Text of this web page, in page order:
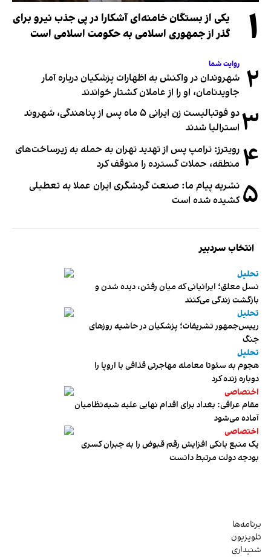
۱
یکی از بستگان خامنه‌ای آشکارا در پی جذب نیرو برای
گذر از جمهوری اسلامی به حکومت اسلامی است
۲ روایت شما
شهروندان در واکنش به اظهارات پزشکیان درباره آمار
جاویدنامان، او را از عاملان کشتار خواندند
۳
دو فوتبالیست زن ایرانی ۵ ماه پس از پناهندگی، شهروند
استرالیا شدند
۴ رویترز: ترامپ پس از تهدید تهران به حمله به زیرساخت‌های
منطقه، حملات گسترده را متوقف کرد
۵ نشریه پیام ما: صنعت گردشگری ایران عملا به تعطیلی
کشیده شده است
انتخاب سردبیر
تحلیل
نسل معلق؛ ایرانیانی که میان رفتن، دیده شدن و
بازگشت زندگی می‌کنند
تحلیل
رییس‌جمهور تشریفات؛ پزشکیان در حاشیه روزهای
جنگ
تحلیل
هجوم به سئوتا معامله مهاجرتی قذافی با اروپا را
دوباره زنده کرد
اختصاصی
مقام عراقی: بغداد برای اقدام نهایی علیه شبه‌نظامیان
آماده می‌شود
اختصاصی
یک منبع بانکی افزایش رقم قبوض را به جبران کسری
بودجه دولت مرتبط دانست
برنامه‌ها
تلویزیون
شنیداری